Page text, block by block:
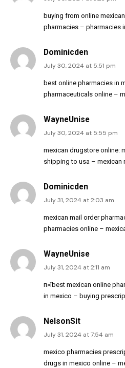
buying from online
pharmacies – pharmacies
Dominicden
July 30, 2024 at 5:51 pm
best online pharmacies in
pharmaceuticals online –
WayneUnise
July 30, 2024 at 5:55 pm
mexican drugstore online:
shipping to usa – mexican
Dominicden
July 31, 2024 at 2:03 am
mexican mail order
pharmacies online –
WayneUnise
July 31, 2024 at 2:11 am
п»їbest mexican online
in mexico – buying
NelsonSit
July 31, 2024 at 7:54 am
mexico pharmacies
drugs in mexico online –